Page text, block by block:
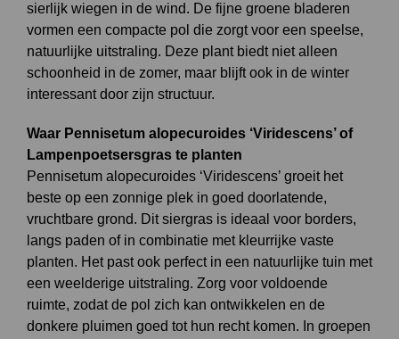
sierlijk wiegen in de wind. De fijne groene bladeren
vormen een compacte pol die zorgt voor een speelse,
natuurlijke uitstraling. Deze plant biedt niet alleen
schoonheid in de zomer, maar blijft ook in de winter
interessant door zijn structuur.
Waar Pennisetum alopecuroides ‘Viridescens’ of
Lampenpoetsersgras te planten
Pennisetum alopecuroides ‘Viridescens’ groeit het
beste op een zonnige plek in goed doorlatende,
vruchtbare grond. Dit siergras is ideaal voor borders,
langs paden of in combinatie met kleurrijke vaste
planten. Het past ook perfect in een natuurlijke tuin met
een weelderige uitstraling. Zorg voor voldoende
ruimte, zodat de pol zich kan ontwikkelen en de
donkere pluimen goed tot hun recht komen. In groepen